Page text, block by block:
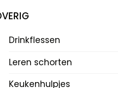
Drinkflessen
Leren schorten
Keukenhulpjes